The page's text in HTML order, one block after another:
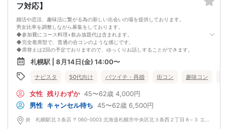
フ対応】
婚活や恋活、趣味活に繋がる為の新しい出会いの場を提供しております。
男女比率を調整しながら募集をしております。
◆参加費にコース料理+飲み放題代は含まれます。
◆完全着席型で、普通の合コンのような感じです。
◆席替えは2回の予定でおりますので、ゆっくりお話しすることができます。
少人数開催の場合席替えがない場合もございます。
◆スタートから終わりまで、スタッフも同行しますので、一人参加の方や初参加
の方も安心だと思います。
◆カップリング・プロフィールカードの記入はございません。
換しておいてください。
最大人数・最少人数について
◆最少開催人数 男性2名・女性2名になります。
◆最大募集人数 男性10名・女性10名になります。
※但し、企画により変動する場合がございます。
札幌駅 | 8月14日(金) 14:00〜
ナビスタ 50代向け バツイチ・再婚 街コン 趣味コン
女性 残りわずか 45〜62歳 4,000円
男性 キャンセル待ち 45〜62歳 6,500円
炎 札幌駅北３条店 〒060-0003 北海道札幌市中央区北３条西２丁目８−３ エナビル 1F